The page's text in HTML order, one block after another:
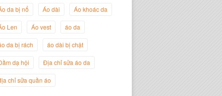
da bị nổ Áo dài Áo khoác da
Len Áo vest áo da
da bị rách áo dài bị chật
dạ hội Địa chỉ sửa áo da
chỉ sửa quần áo